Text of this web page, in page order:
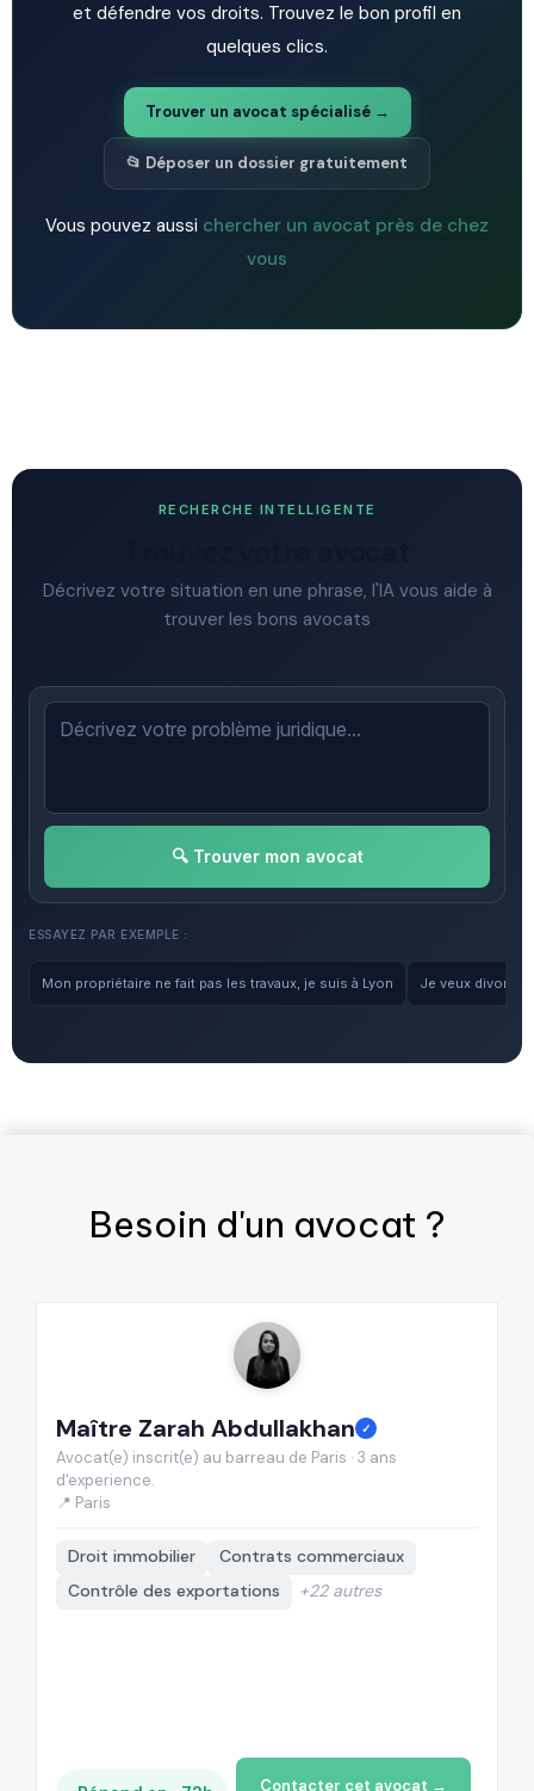
et défendre vos droits. Trouvez le bon profil en
quelques clics.
Trouver un avocat spécialisé →
📂 Déposer un dossier gratuitement
Vous pouvez aussi chercher un avocat près de chez
vous
RECHERCHE INTELLIGENTE
Décrivez votre situation en une phrase, l'IA vous aide à
trouver les bons avocats
🔍 Trouver mon avocat
ESSAYEZ PAR EXEMPLE :
Mon propriétaire ne fait pas les travaux, je suis à Lyon Je veux
Besoin d'un avocat ?
Maître Zarah Abdullakhan ✓
Avocat(e) inscrit(e) au barreau de Paris · 3 ans
d'experience.
📍 Paris
Droit immobilier
Contrats commerciaux
Contrôle des exportations
+22 autres
Contacter cet avocat →